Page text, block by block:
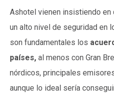
Ashotel vienen insistiendo
un alto nivel de seguridad en
son fundamentales los
países, al menos con Gran
nórdicos, principales
aunque lo ideal sería